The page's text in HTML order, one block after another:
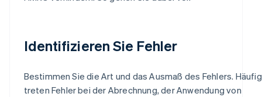
Identifizieren Sie Fehler
Bestimmen Sie die Art und das Ausmaß des Fehlers. Häufig
treten Fehler bei der Abrechnung, der Anwendung von